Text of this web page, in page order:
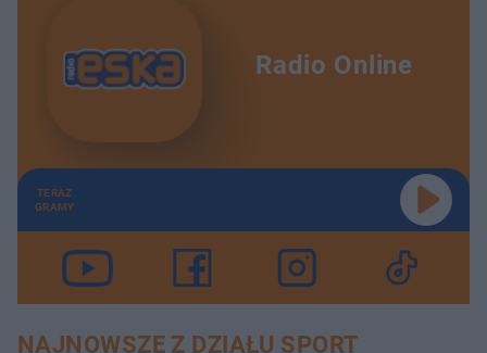
Radio Online
TERAZ
GRAMY
NAJNOWSZE Z DZIAŁU SPORT